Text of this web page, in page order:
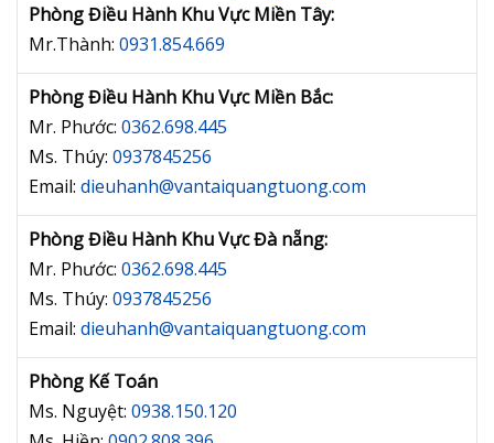
Phòng Điều Hành Khu Vực Miền Tây:
Mr.Thành: 0931.854.669
Phòng Điều Hành Khu Vực Miền Bắc:
Mr. Phước: 0362.698.445
Ms. Thúy: 0937845256
Email: dieuhanh@vantaiquangtuong.com
Phòng Điều Hành Khu Vực Đà nẵng:
Mr. Phước: 0362.698.445
Ms. Thúy: 0937845256
Email: dieuhanh@vantaiquangtuong.com
Phòng Kế Toán
Ms. Nguyệt: 0938.150.120